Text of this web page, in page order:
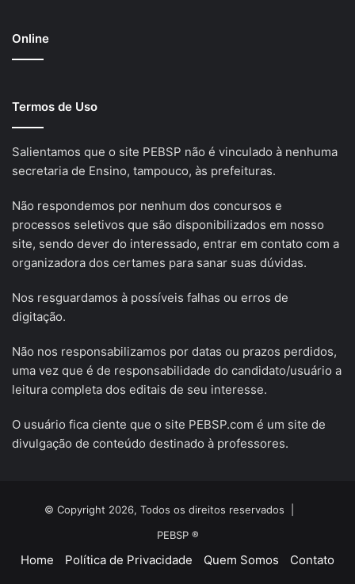
Online
Termos de Uso
Salientamos que o site PEBSP não é vinculado à nenhuma
secretaria de Ensino, tampouco, às prefeituras.
Não respondemos por nenhum dos concursos e
processos seletivos que são disponibilizados em nosso
site, sendo dever do interessado, entrar em contato com a
organizadora dos certames para sanar suas dúvidas.
Nos resguardamos à possíveis falhas ou erros de
digitação.
Não nos responsabilizamos por datas ou prazos perdidos,
uma vez que é de responsabilidade do candidato/usuário a
leitura completa dos editais de seu interesse.
O usuário fica ciente que o site PEBSP.com é um site de
divulgação de conteúdo destinado à professores.
© Copyright 2026, Todos os direitos reservados |
PEBSP ®
Home Política de Privacidade Quem Somos Contato